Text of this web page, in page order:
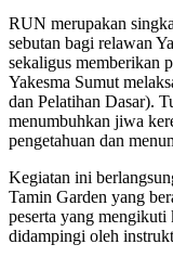
RUN merupakan
sebutan bagi relawan
sekaligus memberikan
Yakesma Sumut
dan Pelatihan Dasar).
menumbuhkan jiwa
pengetahuan dan
Kegiatan ini
Tamin Garden yang
peserta yang mengikuti
didampingi oleh